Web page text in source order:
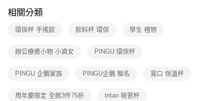
相關分類
環保杯 手搖飲 飲料杯 環保 學生 禮物
辦公療癒小物 小資女 PINGU 環保杯
PINGU 企鵝家族 PINGU企鵝 聯名 寬口 保溫杯
周年慶限定 全館3件75折 tritan 吸管杯